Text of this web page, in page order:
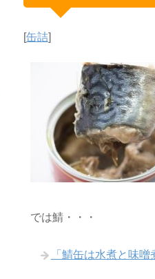
[缶詰]
では鯖・・・
「鯖缶は水煮と味